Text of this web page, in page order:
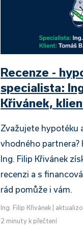
Recenze -
specialista:
Křivánek,
Zvažujete hypotéku
vhodného
Ing. Filip Křivánek
recenzi a s
rád pomůže i vám.
Ing. Filip Křivánek
2 minuty k přečtení